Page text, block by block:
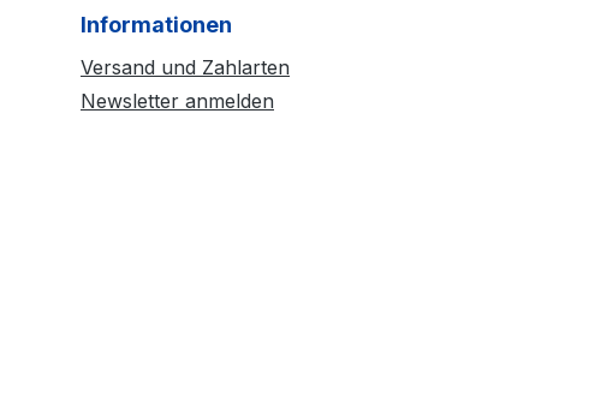
Informationen
Versand und Zahlarten
Newsletter anmelden